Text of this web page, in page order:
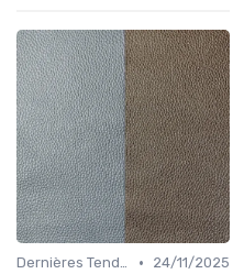
Dernières Tendances de Mode •
24/11/2025